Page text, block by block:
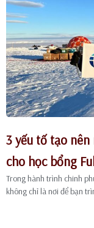
3 yếu tố tạo nên
cho học bổng
Trong hành trình chinh
không chỉ là nơi để bạn